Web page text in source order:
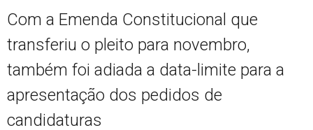
Com a Emenda Constitucional que
transferiu o pleito para novembro,
também foi adiada a data-limite para a
apresentação dos pedidos de
candidaturas